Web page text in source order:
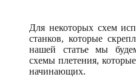
Для некоторых схем
станков, которые
нашей статье мы
схемы плетения,
начинающих.